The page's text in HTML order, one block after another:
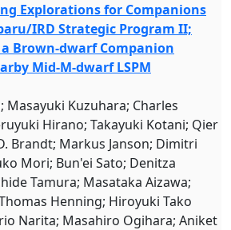
Explorations for Companions
IRD Strategic Program II;
Brown-dwarf Companion
Mid-M-dwarf LSPM
Masayuki Kuzuhara; Charles
Hirano; Takayuki Kotani; Qier
Brandt; Markus Janson; Dimitri
Mori; Bun'ei Sato; Denitza
Tamura; Masataka Aizawa;
Henning; Hiroyuki Tako
Narita; Masahiro Ogihara; Aniket